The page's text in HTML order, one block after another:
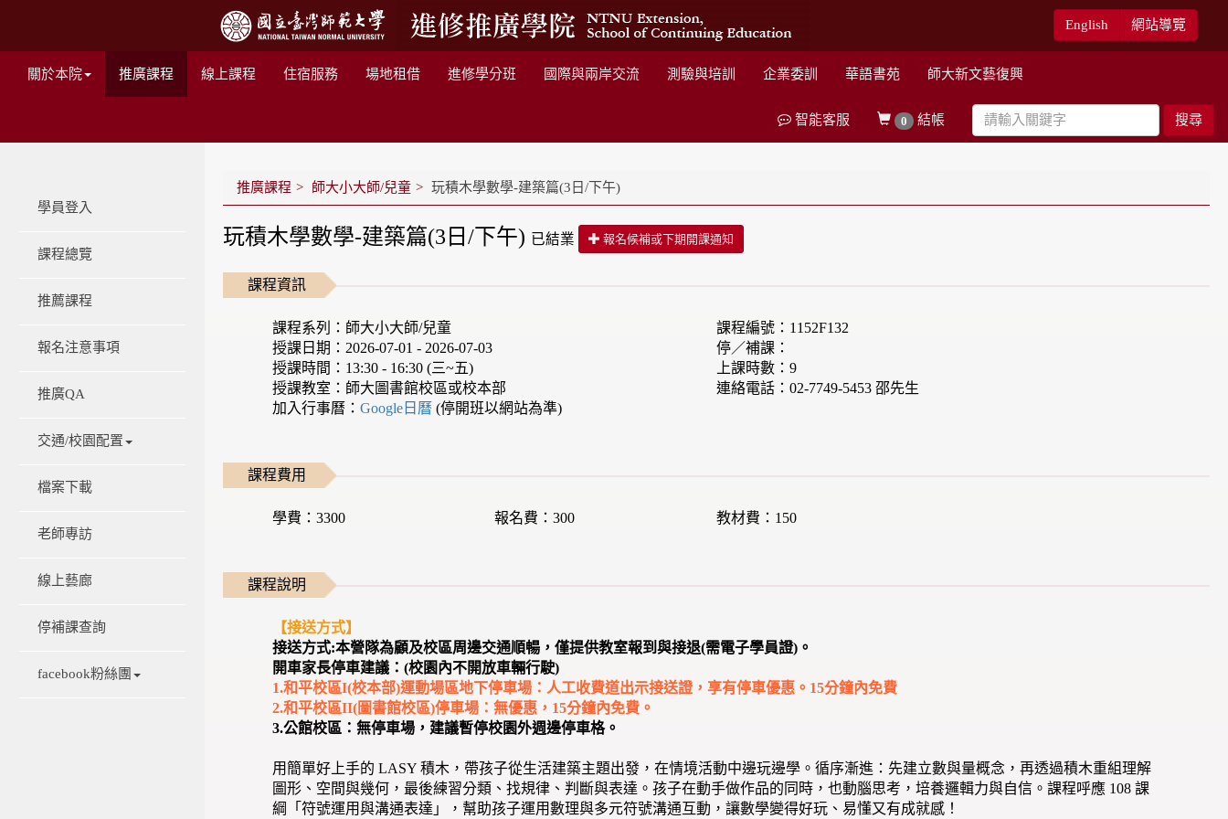
English 網站導覽
關於本院 推廣課程 線上課程 住宿服務 場地租借 進修學分班 國際與兩岸交流 測驗與培訓 企業委訓 華語書苑 師大新文藝復興
搜尋
0 結帳
智能客服
學員登入
課程總覽
推薦課程
報名注意事項
推廣QA
交通/校園配置
檔案下載
老師專訪
線上藝廊
停補課查詢
facebook粉絲團
推廣課程 師大小大師/兒童 玩積木學數學-建築篇(3日/下午)
玩積木學數學-建築篇(3日/下午) 已結業 報名候補或下期開課通知
課程資訊
課程系列：師大小大師/兒童
課程編號：1152F132
授課日期：2026-07-01 - 2026-07-03
停／補課：
授課時間：13:30 - 16:30 (三~五)
上課時數：9
授課教室：師大圖書館校區或校本部
連絡電話：02-7749-5453 邵先生
加入行事曆：Google日曆(停開班以網站為準)
課程費用
學費：3300 報名費：300 教材費：150
課程說明
【接送方式】
接送方式:本營隊為顧及校區周邊交通順暢，僅提供教室報到與接退(需電子學員證)。
開車家長停車建議：(校園內不開放車輛行駛)
1.和平校區I(校本部)運動場區地下停車場：人工收費道出示接送證，享有停車優惠。15分鐘內免費
2.和平校區II(圖書館校區)停車場：無優惠，15分鐘內免費。
3.公館校區：無停車場，建議暫停校園外週邊停車格。
用簡單好上手的 LASY 積木，帶孩子從生活建築主題出發，在情境活動中邊玩邊學。循序漸進：先建立數與量概念，再透過積木重組理解
圖形、空間與幾何，最後練習分類、找規律、判斷與表達。孩子在動手做作品的同時，也動腦思考，培養邏輯力與自信。課程呼應 108 課
綱「符號運用與溝通表達」，幫助孩子運用數理與多元符號溝通互動，讓數學變得好玩、易懂又有成就感！